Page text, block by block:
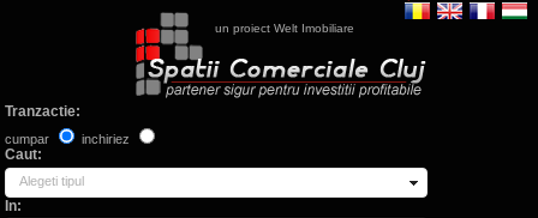
un proiect Welt Imobiliare
Tranzactie:
cumpar inchiriez
Caut:
Alegeti tipul
In: